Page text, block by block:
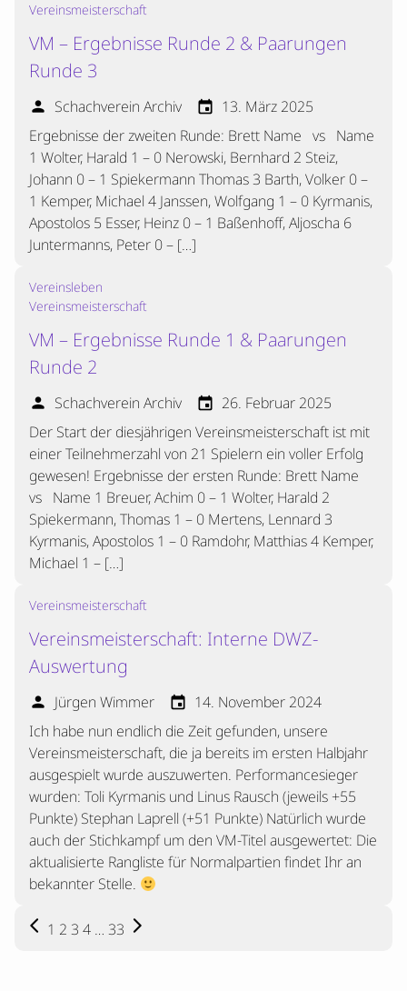
Vereinsmeisterschaft
VM – Ergebnisse Runde 2 & Paarungen
Runde 3
person Schachverein Archiv event 13. März 2025
Ergebnisse der zweiten Runde: Brett Name vs Name
1 Wolter, Harald 1 – 0 Nerowski, Bernhard 2 Steiz,
Johann 0 – 1 Spiekermann Thomas 3 Barth, Volker 0 –
1 Kemper, Michael 4 Janssen, Wolfgang 1 – 0 Kyrmanis,
Apostolos 5 Esser, Heinz 0 – 1 Baßenhoff, Aljoscha 6
Juntermanns, Peter 0 – […]
Vereinsleben
Vereinsmeisterschaft
VM – Ergebnisse Runde 1 & Paarungen
Runde 2
person Schachverein Archiv event 26. Februar 2025
Der Start der diesjährigen Vereinsmeisterschaft ist mit
einer Teilnehmerzahl von 21 Spielern ein voller Erfolg
gewesen! Ergebnisse der ersten Runde: Brett Name
vs Name 1 Breuer, Achim 0 – 1 Wolter, Harald 2
Spiekermann, Thomas 1 – 0 Mertens, Lennard 3
Kyrmanis, Apostolos 1 – 0 Ramdohr, Matthias 4 Kemper,
Michael 1 – […]
Vereinsmeisterschaft
Vereinsmeisterschaft: Interne DWZ-
Auswertung
person Jürgen Wimmer event 14. November 2024
Ich habe nun endlich die Zeit gefunden, unsere
Vereinsmeisterschaft, die ja bereits im ersten Halbjahr
ausgespielt wurde auszuwerten. Performancesieger
wurden: Toli Kyrmanis und Linus Rausch (jeweils +55
Punkte) Stephan Laprell (+51 Punkte) Natürlich wurde
auch der Stichkampf um den VM-Titel ausgewertet: Die
aktualisierte Rangliste für Normalpartien findet Ihr an
bekannter Stelle.
Seitennummerierung
arrow_back_ios 1 2 3 4 … 33 arrow_forward_ios